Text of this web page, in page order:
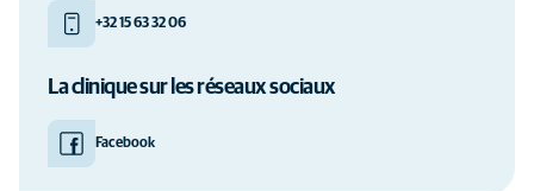
+32 15 63 32 06
La clinique sur les réseaux sociaux
Facebook